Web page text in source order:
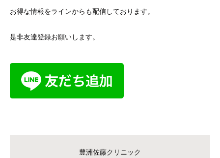
お得な情報をラインからも配信しております。
是非友達登録お願いします。
豊洲佐藤クリニック